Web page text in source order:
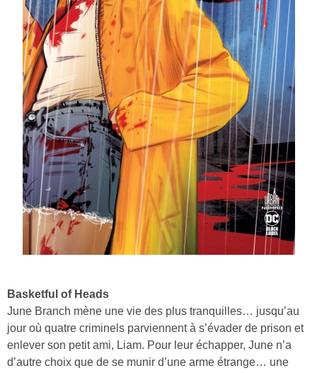
Basketful of Heads
June Branch mène une vie des plus tranquilles… jusqu’au
jour où quatre criminels parviennent à s’évader de prison et
enlever son petit ami, Liam. Pour leur échapper, June n’a
d’autre choix que de se munir d’une arme étrange… une